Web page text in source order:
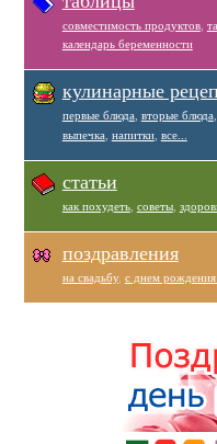
совместимость продуктов,
календарь беременности
кулинарные
первые блюда вторые блюда
выпечка напитки, все...
статьи
как похудеть, советы,
поздравления
на свадьбу, с днем